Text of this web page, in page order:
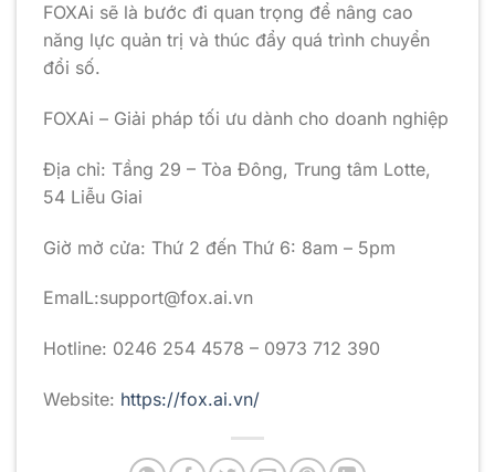
FOXAi sẽ là bước đi quan trọng để nâng cao
năng lực quản trị và thúc đẩy quá trình chuyển
đổi số.
FOXAi – Giải pháp tối ưu dành cho doanh nghiệp
Địa chỉ: Tầng 29 – Tòa Đông, Trung tâm Lotte,
54 Liễu Giai
Giờ mở cửa: Thứ 2 đến Thứ 6: 8am – 5pm
EmaIL:support@fox.ai.vn
Hotline: 0246 254 4578 – 0973 712 390
Website: https://fox.ai.vn/